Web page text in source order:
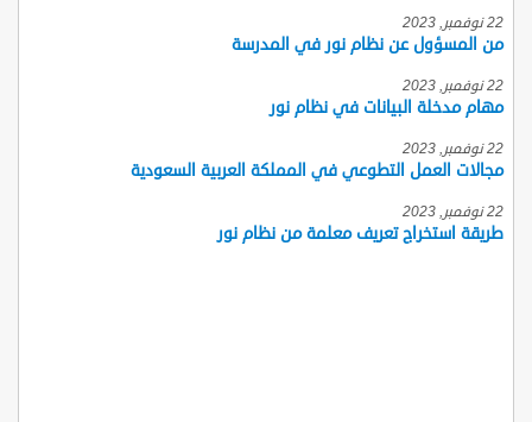
22 نوفمبر, 2023
من المسؤول عن نظام نور في المدرسة
22 نوفمبر, 2023
مهام مدخلة البيانات في نظام نور
22 نوفمبر, 2023
مجالات العمل التطوعي في المملكة العربية السعودية
22 نوفمبر, 2023
طريقة استخراج تعريف معلمة من نظام نور